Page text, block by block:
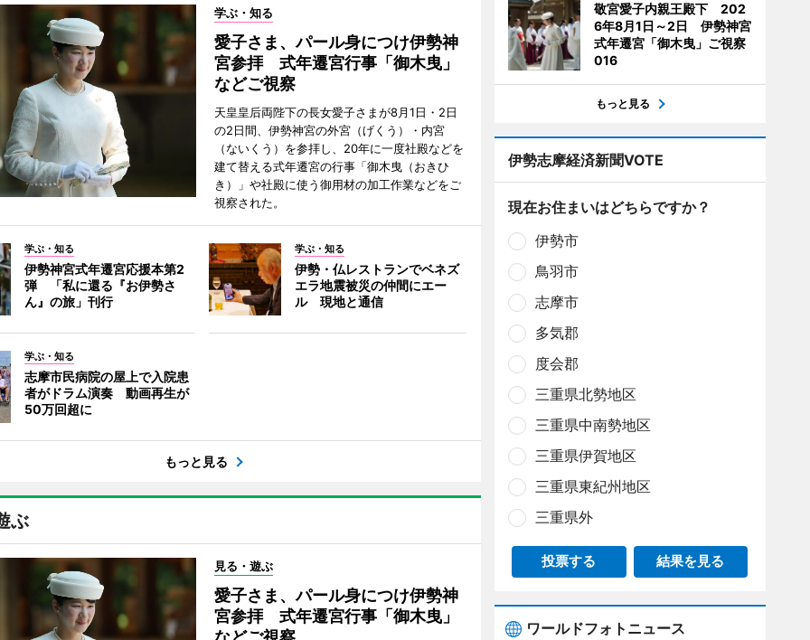
学ぶ・知る
愛子さま、パール身につけ伊勢神
宮参拝 式年遷宮行事「御木曳」
などご視察
天皇皇后両陛下の長女愛子さまが8月1日・2日
の2日間、伊勢神宮の外宮（げくう）・内宮
（ないくう）を参拝し、20年に一度社殿などを
建て替える式年遷宮の行事「御木曳（おきひ
き）」や社殿に使う御用材の加工作業などをご
視察された。
学ぶ・知る
伊勢神宮式年遷宮応援本第2
弾 「私に還る『お伊勢さ
ん』の旅」刊行
学ぶ・知る
伊勢・仏レストランでベネズ
エラ地震被災の仲間にエー
ル 現地と通信
学ぶ・知る
志摩市民病院の屋上で入院患
者がドラム演奏 動画再生が
50万回超に
もっと見る
ぶ
見る・遊ぶ
愛子さま、パール身につけ伊勢神
宮参拝 式年遷宮行事「御木曳」
敬宮愛子内親王殿下 202
6年8月1日～2日 伊勢神宮
式年遷宮「御木曳」ご視察
016
もっと見る
伊勢志摩経済新聞VOTE
現在お住まいはどちらですか？
伊勢市
鳥羽市
志摩市
多気郡
度会郡
三重県北勢地区
三重県中南勢地区
三重県伊賀地区
三重県東紀州地区
三重県外
投票する 結果を見る
ワールドフォトニュース